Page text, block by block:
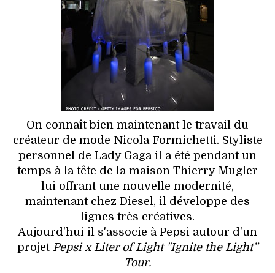
LIEUX TENDANCES
BEAUTÉ
MODE DE RUE
JEUNES CRÉATEURS
HISTOIRE DES MARQUES
DÉCO
VOYAGES & LOISIRS
On connaît bien maintenant le travail du
créateur de mode Nicola Formichetti. Styliste
personnel de Lady Gaga il a été pendant un
temps à la tête de la maison Thierry Mugler
lui offrant une nouvelle modernité,
maintenant chez Diesel, il développe des
lignes très créatives.
Aujourd'hui il s'associe à Pepsi autour d'un
projet Pepsi x Liter of Light "Ignite the Light”
Tour.